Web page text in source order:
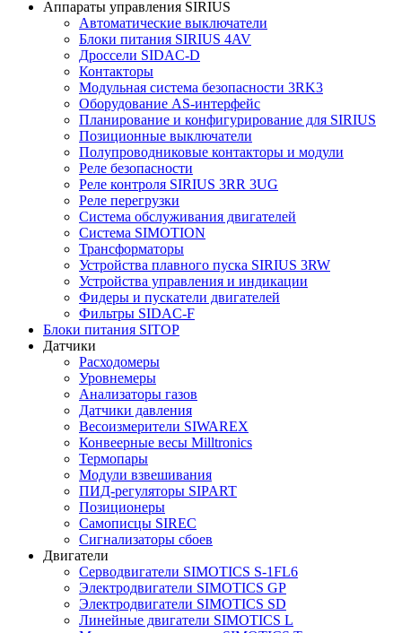
Аппараты управления SIRIUS
Автоматические выключатели
Блоки питания SIRIUS 4AV
Дроссели SIDAC-D
Контакторы
Модульная система безопасности 3RK3
Оборудование AS-интерфейс
Планирование и конфигурирование для SIRIUS
Позиционные выключатели
Полупроводниковые контакторы и модули
Реле безопасности
Реле контроля SIRIUS 3RR 3UG
Реле перегрузки
Сиcтема обслуживания двигателей
Система SIMOTION
Трансформаторы
Устройства плавного пуска SIRIUS 3RW
Устройства управления и индикации
Фидеры и пускатели двигателей
Фильтры SIDAC-F
Блоки питания SITOP
Датчики
Расходомеры
Уровнемеры
Анализаторы газов
Датчики давления
Весоизмерители SIWAREX
Конвеерные весы Milltronics
Термопары
Модули взвешивания
ПИД-регуляторы SIPART
Позиционеры
Самописцы SIREC
Сигнализаторы сбоев
Двигатели
Серводвигатели SIMOTICS S-1FL6
Электродвигатели SIMOTICS GP
Электродвигатели SIMOTICS SD
Линейные двигатели SIMOTICS L